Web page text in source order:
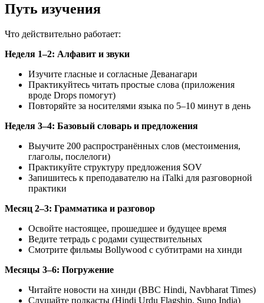
Путь изучения
Что действительно работает:
Неделя 1–2: Алфавит и звуки
Изучите гласные и согласные Деванагари
Практикуйтесь читать простые слова (приложения
вроде Drops помогут)
Повторяйте за носителями языка по 5–10 минут в день
Неделя 3–4: Базовый словарь и предложения
Выучите 200 распространённых слов (местоимения,
глаголы, послелоги)
Практикуйте структуру предложения SOV
Запишитесь к преподавателю на iTalki для разговорной
практики
Месяц 2–3: Грамматика и разговор
Освойте настоящее, прошедшее и будущее время
Ведите тетрадь с родами существительных
Смотрите фильмы Bollywood с субтитрами на хинди
Месяцы 3–6: Погружение
Читайте новости на хинди (BBC Hindi, Navbharat Times)
Слушайте подкасты (Hindi Urdu Flagship, Suno India)